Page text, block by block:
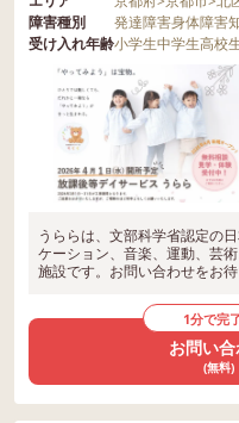
障害種別
発達障害身体障害
受け入れ年齢小学生中学生高校
うららは、文部科学省認定の
ケーション、音楽、運動、芸
施設です。お問い合わせをお
1分で完
お問い
(無料)